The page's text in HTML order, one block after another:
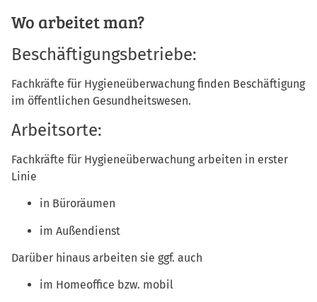
Wo arbeitet man?
Beschäftigungsbetriebe:
Fachkräfte für Hygieneüberwachung finden Beschäftigung
im öffentlichen Gesundheitswesen.
Arbeitsorte:
Fachkräfte für Hygieneüberwachung arbeiten in erster
Linie
in Büroräumen
im Außendienst
Darüber hinaus arbeiten sie ggf. auch
im Homeoffice bzw. mobil